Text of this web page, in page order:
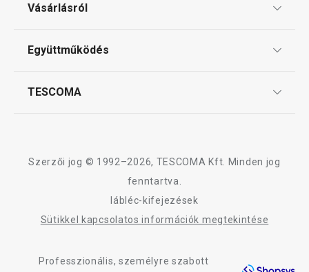
Gyakori kérdések
Vásárlásról
Reklamáció és termékvisszaküldés
Együttműködés
TESCOMA
Adatkezelési Tájékoztató
Szerzői jog © 1992–2026, TESCOMA Kft. Minden jog
fenntartva.
lábléc-kifejezések
Sütikkel kapcsolatos információk megtekintése
Professzionális, személyre szabott